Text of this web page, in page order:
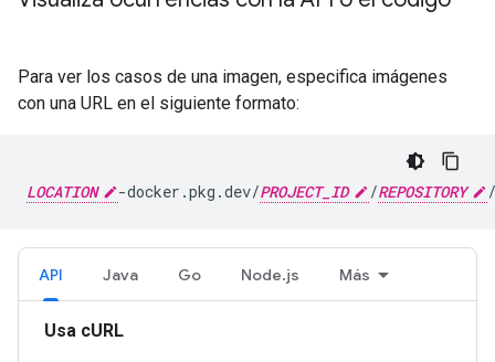
Para ver los casos de una imagen, especifica imágenes
con una URL en el siguiente formato:
LOCATION -docker.pkg.dev/PROJECT_ID /REPOSITORY /
API Java Go Node.js Más
Usa cURL